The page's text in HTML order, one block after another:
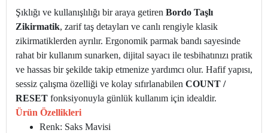
Şıklığı ve kullanışlılığı bir araya getiren Bordo Taşlı
Zikirmatik, zarif taş detayları ve canlı rengiyle klasik
zikirmatiklerden ayrılır. Ergonomik parmak bandı sayesinde
rahat bir kullanım sunarken, dijital sayacı ile tesbihatınızı pratik
ve hassas bir şekilde takip etmenize yardımcı olur. Hafif yapısı,
sessiz çalışma özelliği ve kolay sıfırlanabilen COUNT /
RESET fonksiyonuyla günlük kullanım için idealdir.
Ürün Özellikleri
Renk: Saks Mavisi